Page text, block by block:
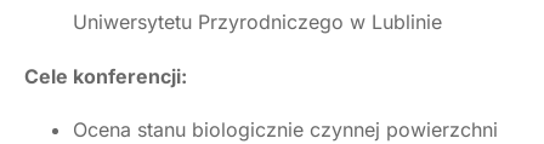
Uniwersytetu Przyrodniczego w Lublinie
Cele konferencji:
Ocena stanu biologicznie czynnej powierzchni